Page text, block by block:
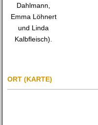
Dahlmann,
Emma Löhnert
und Linda
Kalbfleisch).
ORT (KARTE)